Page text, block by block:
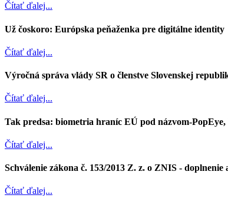
Čítať ďalej...
Už čoskoro: Európska peňaženka pre digitálne identity
Čítať ďalej...
Výročná správa vlády SR o členstve Slovenskej
Čítať ďalej...
Tak predsa: biometria hraníc EÚ pod názvom-
Čítať ďalej...
Schválenie zákona č. 153/2013 Z. z. o ZNIS -
Čítať ďalej...